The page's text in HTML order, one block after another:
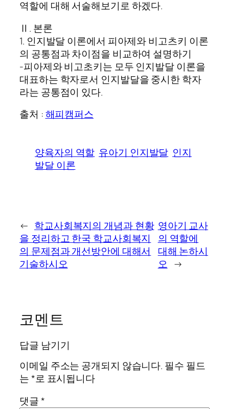
역할에 대해 서술해보기로 하겠다.
Ⅱ. 본론
1. 인지발달 이론에서 피아제와 비고츠키 이론
의 공통점과 차이점을 비교하여 설명하기
-피아제와 비고초키는 모두 인지발달 이론을
대표하는 학자로서 인지발달을 중시한 학자
라는 공통점이 있다.
출처 :해피캠퍼스
양육자의 역할 유아기 인지발달 인지
발달 이론
← 학교사회복지의 개념과 현황
을 정리하고 한국 학교사회복지
의 문제점과 개선방안에 대해서
기술하시오
영아기 교사
의 역할에
대해 논하시
오 →
코멘트
답글 남기기
이메일 주소는 공개되지 않습니다. 필수 필드
는*로 표시됩니다
댓글*